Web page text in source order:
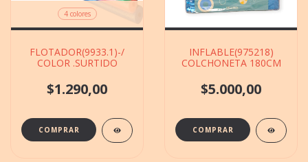
4 colores
FLOTADOR(9933.1)-/
COLOR .SURTIDO
$1.290,00
COMPRAR
INFLABLE(975218)
COLCHONETA 180CM
$5.000,00